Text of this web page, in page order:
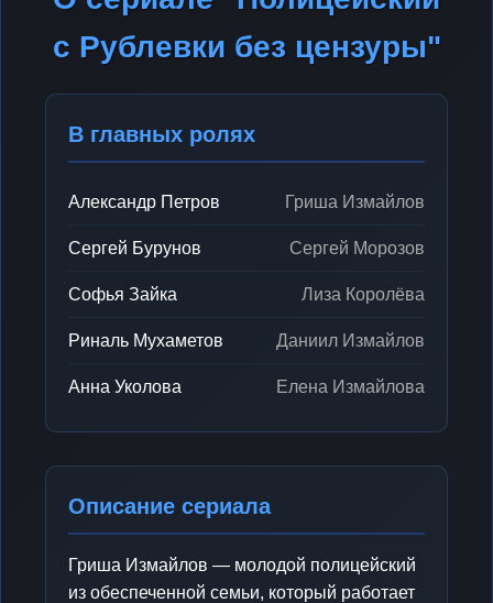
с Рублевки без цензуры"
В главных ролях
Александр Петров Гриша Измайлов
Сергей Бурунов Сергей Морозов
Софья Зайка Лиза Королёва
Риналь Мухаметов Даниил Измайлов
Анна Уколова Елена Измайлова
Описание сериала
Гриша Измайлов — молодой полицейский
из обеспеченной семьи, который работает